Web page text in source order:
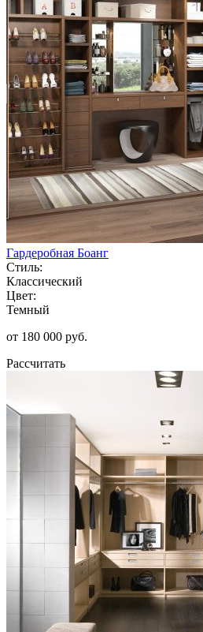
Гардеробная Боанг
Стиль:
Классический
Цвет:
Темный
от 180 000 руб.
Рассчитать